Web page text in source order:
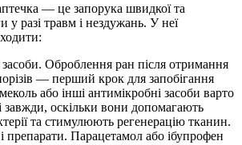
— це запорука швидкої та
у разі травм і нездужань. У неї
Оброблення ран після отримання
— перший крок для запобігання
або інші антимікробні засоби варто
завжди, оскільки вони допомагають
та стимулюють регенерацію тканин.
препарати. Парацетамол або ібупрофен